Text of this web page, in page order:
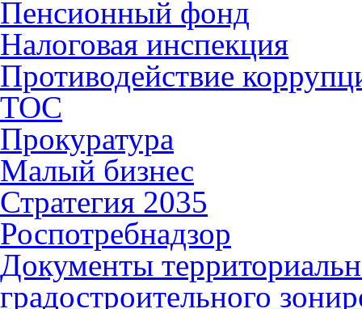
Пенсионный фонд
Налоговая инспекция
Противодействие
ТОС
Прокуратура
Малый бизнес
Стратегия 2035
Роспотребнадзор
Документы
градостроительного